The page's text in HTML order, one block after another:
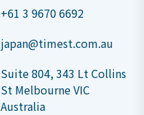
+61 3 9670 6692
japan@timest.com.au
Suite 804, 343 Lt Collins
St Melbourne VIC
Australia